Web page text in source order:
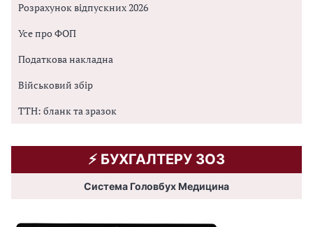
Розрахунок відпускних 2026
Усе про ФОП
Податкова накладна
Військовий збір
ТТН: бланк та зразок
⚡️ БУХГАЛТЕРУ ЗОЗ
Система Головбух Медицина